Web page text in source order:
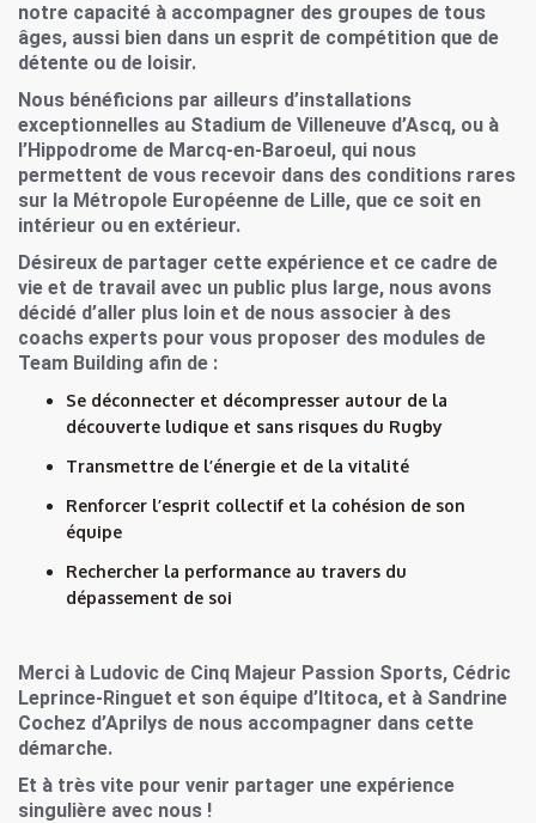
notre capacité à accompagner des groupes de tous
âges, aussi bien dans un esprit de compétition que de
détente ou de loisir.
Nous bénéficions par ailleurs d’installations
exceptionnelles au Stadium de Villeneuve d’Ascq, ou à
l’Hippodrome de Marcq-en-Baroeul, qui nous
permettent de vous recevoir dans des conditions rares
sur la Métropole Européenne de Lille, que ce soit en
intérieur ou en extérieur.
Désireux de partager cette expérience et ce cadre de
vie et de travail avec un public plus large, nous avons
décidé d’aller plus loin et de nous associer à des
coachs experts pour vous proposer des modules de
Team Building afin de :
Se déconnecter et décompresser autour de la
découverte ludique et sans risques du Rugby
Transmettre de l’énergie et de la vitalité
Renforcer l’esprit collectif et la cohésion de son
équipe
Rechercher la performance au travers du
dépassement de soi
Merci à Ludovic de Cinq Majeur Passion Sports, Cédric
Leprince-Ringuet et son équipe d’Ititoca, et à Sandrine
Cochez d’Aprilys de nous accompagner dans cette
démarche.
Et à très vite pour venir partager une expérience
singulière avec nous !